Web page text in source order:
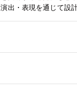
出・表現を通じて設
者の新しい接点を
戦略の把握と整理■
・AR・照明・音
業やプロダクトの
スパーソンと協業で
の広告部門のクリ
募集しています。